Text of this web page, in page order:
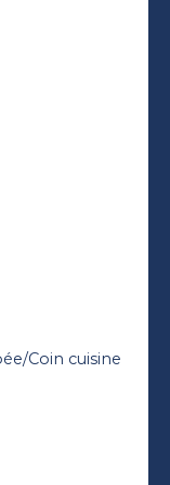
Coin cuisine